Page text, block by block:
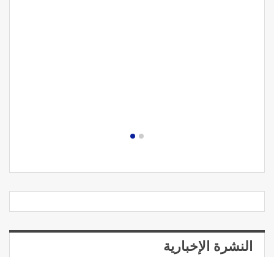
النشرة الإخبارية